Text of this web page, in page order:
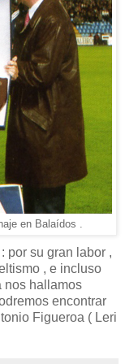
en Balaídos .
por su gran labor ,
, e incluso
nos hallamos
encontrar
Figueroa ( Leri